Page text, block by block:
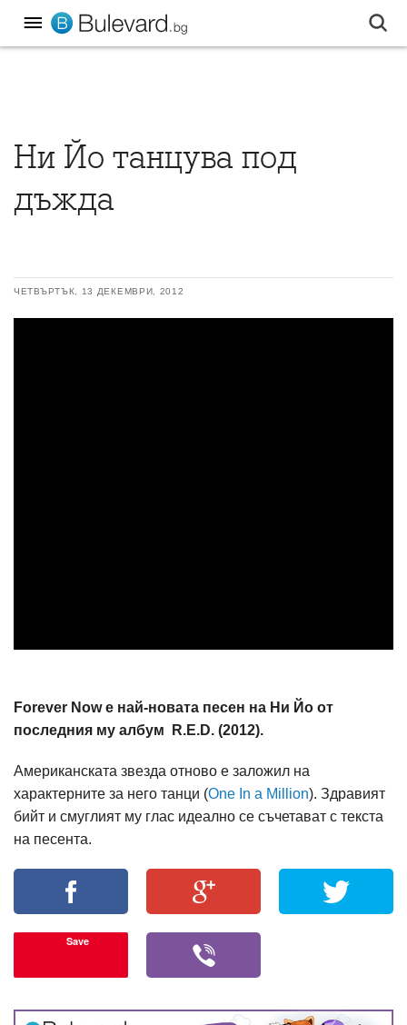
Ни Йо танцува под
дъжда
ЧЕТВЪРТЪК, 13 ДЕКЕМВРИ, 2012
Forever Now е най-новата песен на Ни Йо от
последния му албум R.E.D. (2012).
Американскaта звезда отново е заложил на
характерните за него танци (Оne In a Million). Здравият
бийт и смуглият му глас идеално се съчетават с текста
на песента.
Save